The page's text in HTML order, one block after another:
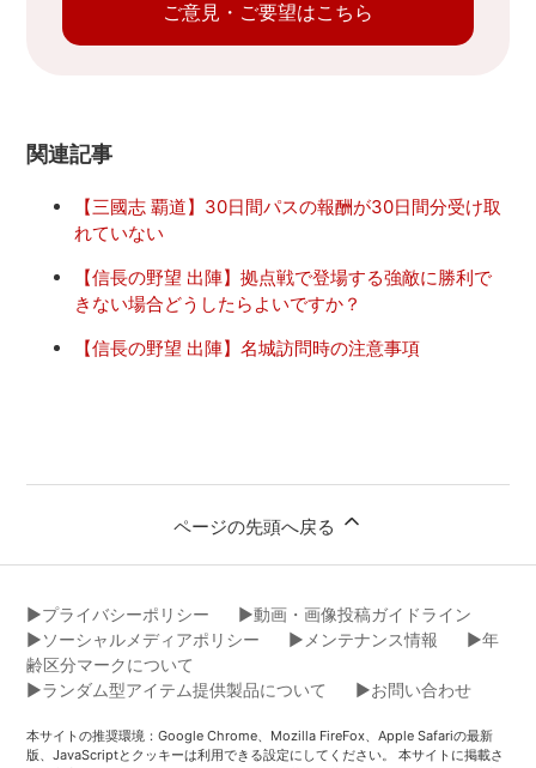
ご意見・ご要望はこちら
関連記事
【三國志 覇道】30日間パスの報酬が30日間分受け取
れていない
【信長の野望 出陣】拠点戦で登場する強敵に勝利で
きない場合どうしたらよいですか？
【信長の野望 出陣】名城訪問時の注意事項
ページの先頭へ戻る
▶︎プライバシーポリシー
▶︎動画・画像投稿ガイドライン
▶︎ソーシャルメディアポリシー
▶︎メンテナンス情報
▶︎年
齢区分マークについて
▶︎ランダム型アイテム提供製品について
▶︎お問い合わせ
本サイトの推奨環境：Google Chrome、Mozilla FireFox、Apple Safariの最新
版、JavaScriptとクッキーは利用できる設定にしてください。 本サイトに掲載さ